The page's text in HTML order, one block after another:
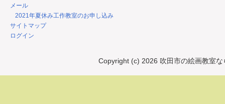
メール
2021年夏休み工作教室のお申し込み
サイトマップ
ログイン
Copyright (c) 2026 吹田市の絵画教室